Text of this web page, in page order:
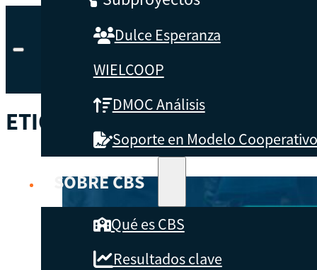
Dulce Esperanza
WIELCOOP
DMOC Análisis
Soporte en Modelo Cooperativo
SOBRE CBS
Qué es CBS
Resultados clave
ETIQUETA:IRREGULAR